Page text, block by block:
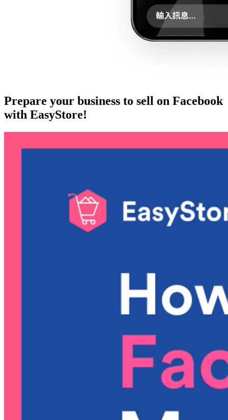
Prepare your business to sell on Facebook
with EasyStore!